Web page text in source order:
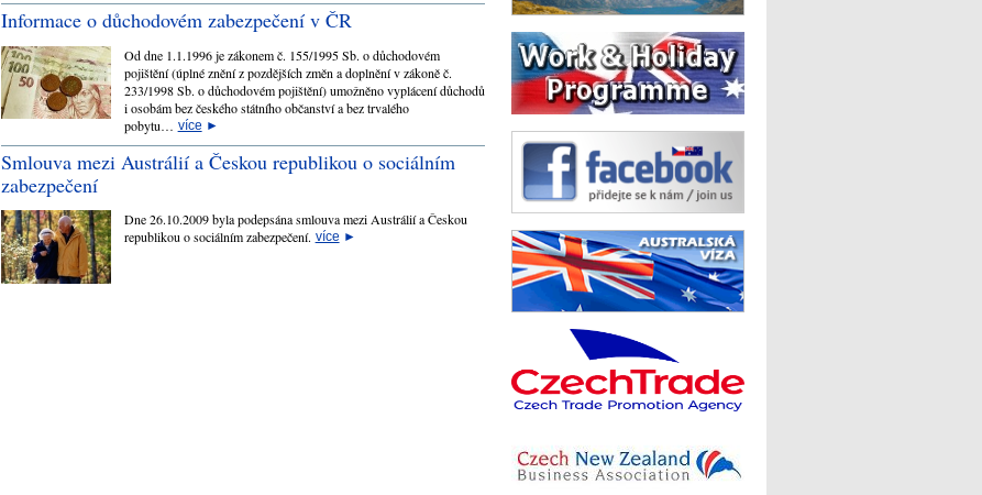
Informace o důchodovém zabezpečení v ČR
Od dne 1.1.1996 je zákonem č. 155/1995 Sb. o důchodovém
pojištění (úplné znění z pozdějších změn a doplnění v zákoně č.
233/1998 Sb. o důchodovém pojištění) umožněno vyplácení důchodů
i osobám bez českého státního občanství a bez trvalého
pobytu… více ►
Smlouva mezi Austrálií a Českou republikou o sociálním
zabezpečení
Dne 26.10.2009 byla podepsána smlouva mezi Austrálií a Českou
republikou o sociálním zabezpečení. více ►